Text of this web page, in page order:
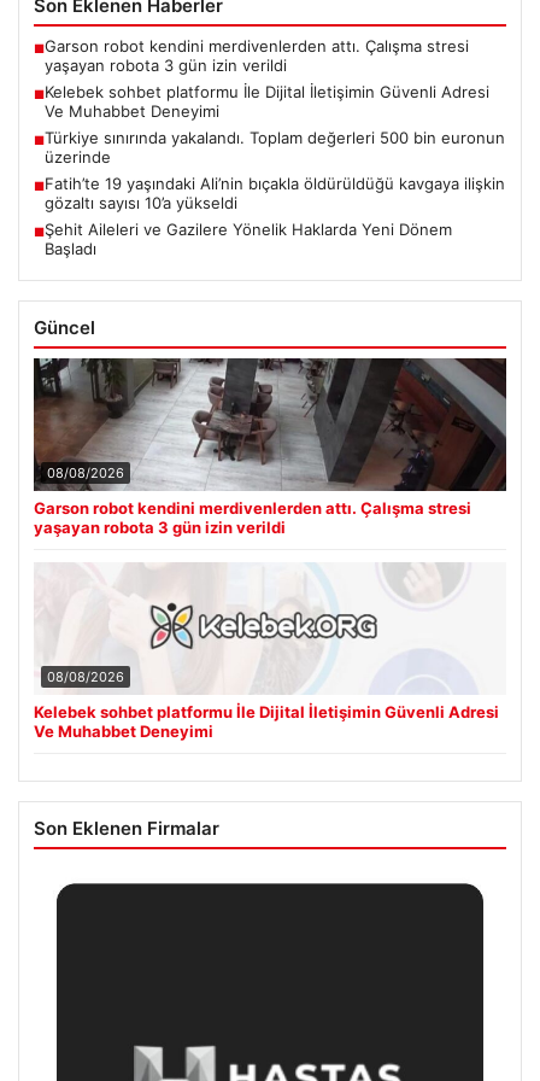
Son Eklenen Haberler
■Garson robot kendini merdivenlerden attı. Çalışma stresi
yaşayan robota 3 gün izin verildi
■Kelebek sohbet platformu İle Dijital İletişimin Güvenli Adresi
Ve Muhabbet Deneyimi
■Türkiye sınırında yakalandı. Toplam değerleri 500 bin euronun
üzerinde
■Fatih’te 19 yaşındaki Ali’nin bıçakla öldürüldüğü kavgaya ilişkin
gözaltı sayısı 10’a yükseldi
■Şehit Aileleri ve Gazilere Yönelik Haklarda Yeni Dönem
Başladı
Güncel
08/08/2026
Garson robot kendini merdivenlerden attı. Çalışma stresi
yaşayan robota 3 gün izin verildi
08/08/2026
Kelebek sohbet platformu İle Dijital İletişimin Güvenli Adresi
Ve Muhabbet Deneyimi
Son Eklenen Firmalar